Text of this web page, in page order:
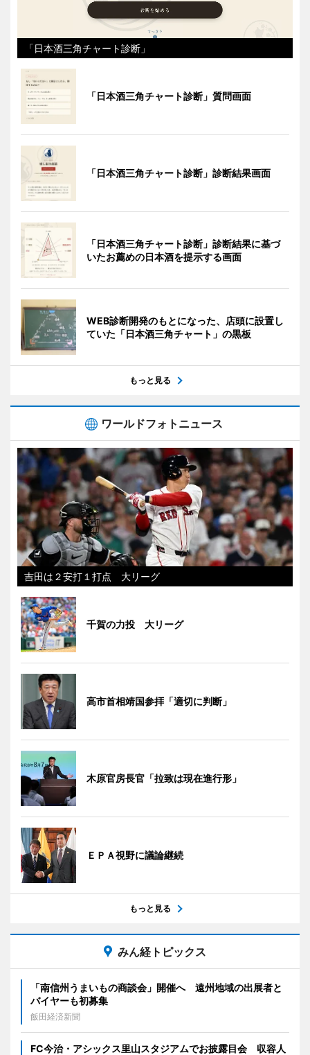
「日本酒三角チャート診断」
「日本酒三角チャート診断」質問画面
「日本酒三角チャート診断」診断結果画面
「日本酒三角チャート診断」診断結果に基づ
いたお薦めの日本酒を提示する画面
WEB診断開発のもとになった、店頭に設置し
ていた「日本酒三角チャート」の黒板
もっと見る
ワールドフォトニュース
吉田は２安打１打点 大リーグ
千賀の力投 大リーグ
高市首相靖国参拝「適切に判断」
木原官房長官「拉致は現在進行形」
ＥＰＡ視野に議論継続
もっと見る
みん経トピックス
「南信州うまいもの商談会」開催へ 遠州地域の出展者と
バイヤーも初募集
飯田経済新聞
FC今治・アシックス里山スタジアムでお披露目会 収容人